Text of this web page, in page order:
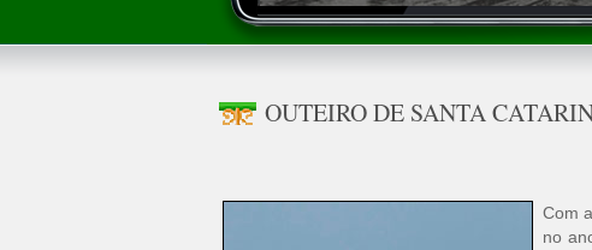
OUTEIRO DE SANTA
Com
no